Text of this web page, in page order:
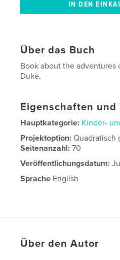
Über das Buch
Book about the adventures
Duke.
Eigenschaften und
Hauptkategorie: Kinder-
Projektoption:Quadratisch
Seitenanzahl:70
Veröffentlichungsdatum:
Sprache English
Über den Autor